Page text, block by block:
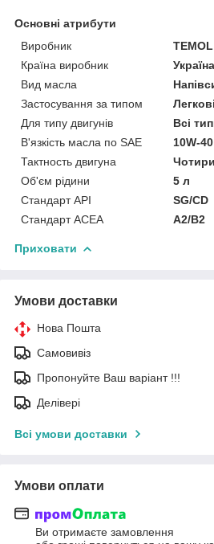
Основні атрибути
Виробник
TEMOL
Країна виробник
Україна
Вид масла
Застосування за типом
Для типу двигунів
Всі
В'язкість масла по SAE
10W-40
Тактность двигуна
Об'єм рідини
5 л
Стандарт API
SG/CD
Стандарт ACEA
A2/B2
Приховати
Умови доставки
Нова Пошта
Самовивіз
Пропонуйте Ваш варіант !!!
Делівері
Всі умови доставки
Умови оплати
Ви отримаєте замовлення